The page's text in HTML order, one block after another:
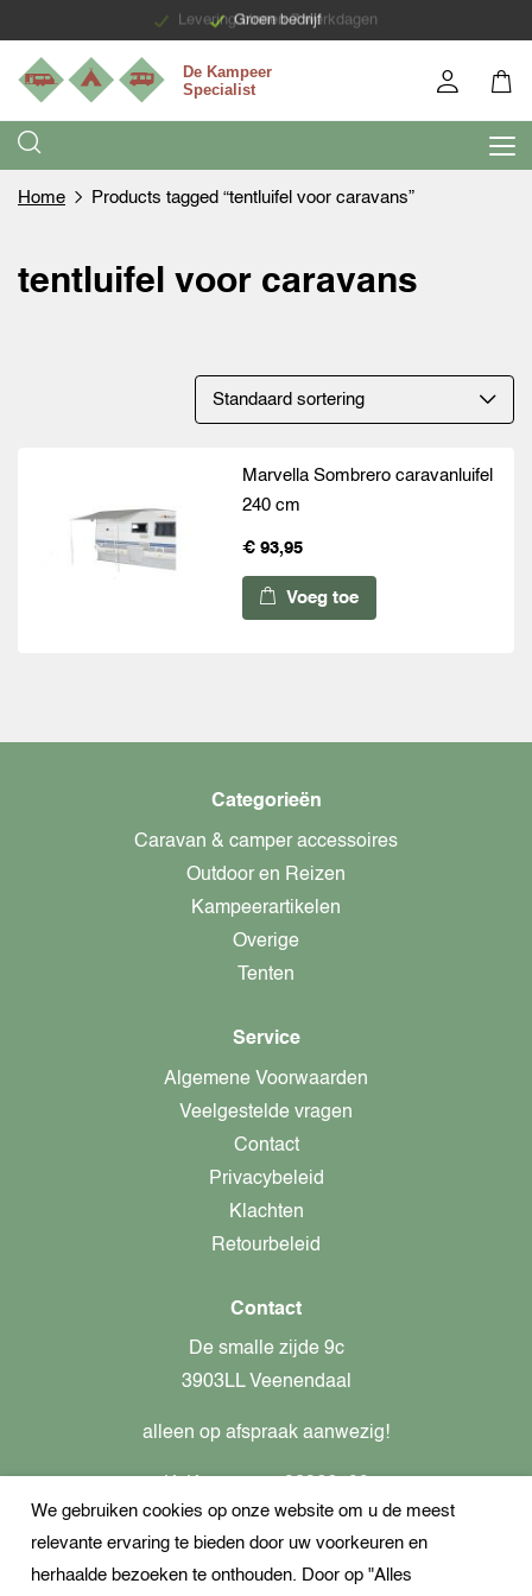
Groen bedrijf
Levering binnen 7 werkdagen
Home Products tagged “tentluifel voor caravans”
tentluifel voor caravans
Marvella Sombrero caravanluifel
240 cm
€ 93,95
Voeg toe
Categorieën
Caravan & camper accessoires
Outdoor en Reizen
Kampeerartikelen
Overige
Tenten
Service
Algemene Voorwaarden
Veelgestelde vragen
Contact
Privacybeleid
Klachten
Retourbeleid
Contact
De smalle zijde 9c
3903LL Veenendaal
alleen op afspraak aanwezig!
Btw-nummer: nl862437301B01
+31621944547
We gebruiken cookies op onze website om u de meest
relevante ervaring te bieden door uw voorkeuren en
herhaalde bezoeken te onthouden. Door op "Alles